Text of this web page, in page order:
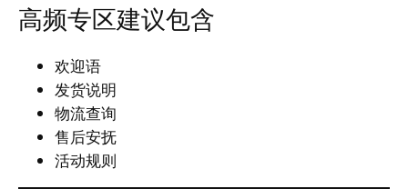
高频专区建议包含
欢迎语
发货说明
物流查询
售后安抚
活动规则